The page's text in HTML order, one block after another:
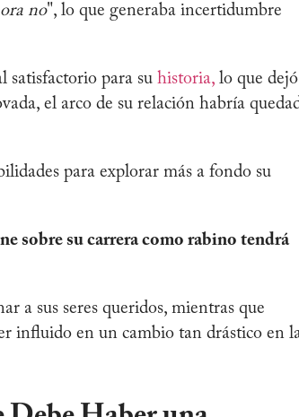
no", lo que generaba incertidumbre
satisfactorio para su historia, lo que dejó
el arco de su relación habría
para explorar más a fondo su
sobre su carrera como rabino tendrá
a sus seres queridos, mientras que
influido en un cambio tan drástico en